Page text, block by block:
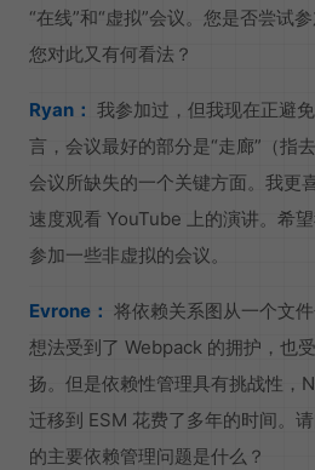
“在线”和“虚拟”会议。您是否尝试
您对此又有何看法？
Ryan： 我参加过，但我现在正避
言，会议最好的部分是“走廊”（指
会议所缺失的一个关键方面。我更
速度观看 YouTube 上的演讲。希
参加一些非虚拟的会议。
Evrone： 将依赖关系图从一个文
想法受到了 Webpack 的拥护，也
扬。但是依赖性管理具有挑战性，
迁移到 ESM 花费了多年的时间。
的主要依赖管理问题是什么？